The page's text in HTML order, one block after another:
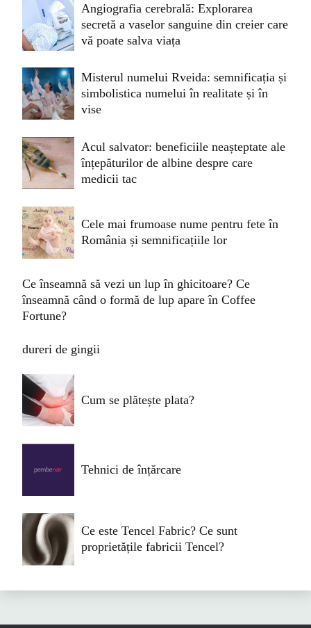
Angiografia cerebrală: Explorarea
secretă a vaselor sanguine din creier care
vă poate salva viața
Misterul numelui Rveida: semnificația și
simbolistica numelui în realitate și în
vise
Acul salvator: beneficiile neașteptate ale
înțepăturilor de albine despre care
medicii tac
Cele mai frumoase nume pentru fete în
România și semnificațiile lor
Ce înseamnă să vezi un lup în ghicitoare? Ce
înseamnă când o formă de lup apare în Coffee
Fortune?
dureri de gingii
Cum se plătește plata?
Tehnici de înțărcare
Ce este Tencel Fabric? Ce sunt
proprietățile fabricii Tencel?